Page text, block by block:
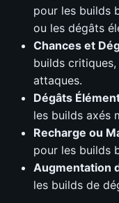
pour les builds
ou les dégâts
Chances et
builds
attaques.
Dégâts
les builds axés
Recharge ou
pour les builds
Augmentation
les builds de